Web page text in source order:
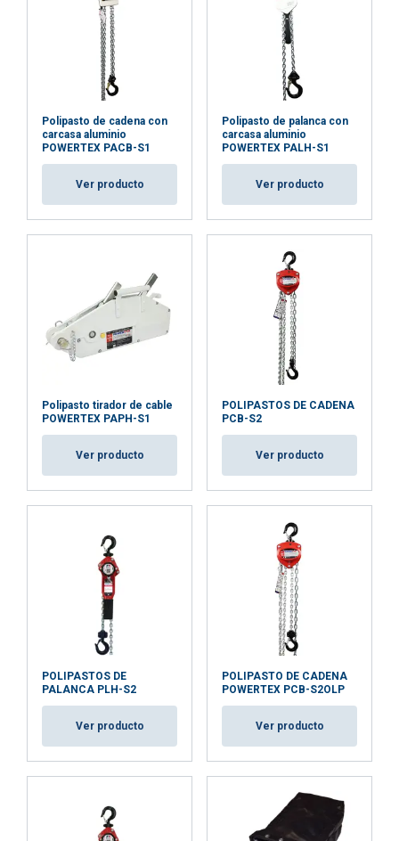
Rango de temperatura:
Acabado:
Certificación:
Coeficiente de seguridad:
Grado:
Polipasto de cadena con
carcasa aluminio
POWERTEX PACB-S1
Ver producto
Polipasto de palanca con
carcasa aluminio
POWERTEX PALH-S1
Ver producto
Polipasto tirador de cable
POWERTEX PAPH-S1
Ver producto
POLIPASTOS DE CADENA
PCB-S2
Ver producto
POLIPASTOS DE
PALANCA PLH-S2
Ver producto
POLIPASTO DE CADENA
POWERTEX PCB-S2OLP
Ver producto